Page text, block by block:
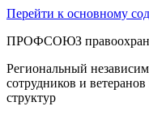
Перейти к основному
ПРОФСОЮЗ
Региональный
сотрудников и
структур